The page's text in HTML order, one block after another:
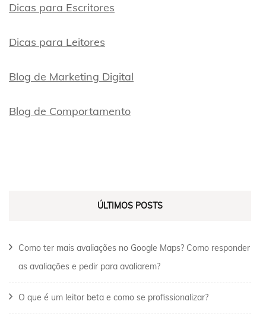
Dicas para Escritores
Dicas para Leitores
Blog de Marketing Digital
Blog de Comportamento
ÚLTIMOS POSTS
Como ter mais avaliações no Google Maps? Como responder
as avaliações e pedir para avaliarem?
O que é um leitor beta e como se profissionalizar?